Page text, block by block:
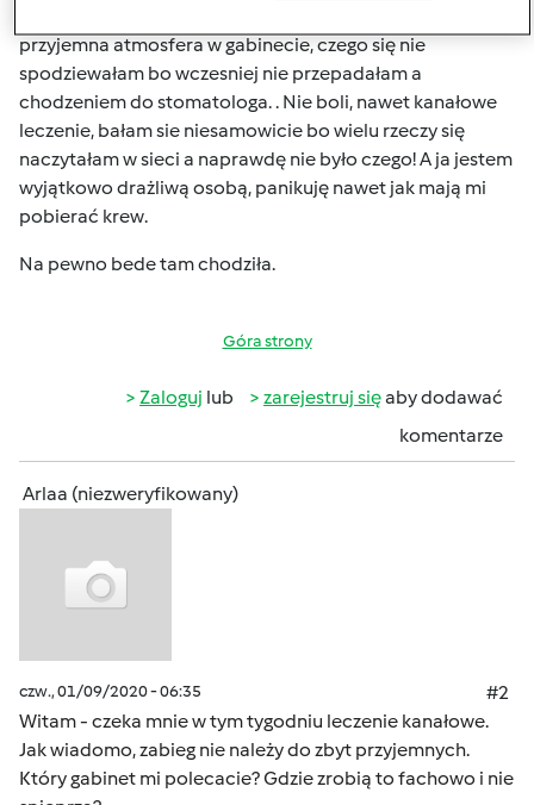
przyjemna atmosfera w gabinecie, czego się nie
spodziewałam bo wczesniej nie przepadałam a
chodzeniem do stomatologa. . Nie boli, nawet kanałowe
leczenie, bałam sie niesamowicie bo wielu rzeczy się
naczytałam w sieci a naprawdę nie było czego! A ja jestem
wyjątkowo drażliwą osobą, panikuję nawet jak mają mi
pobierać krew.
Na pewno bede tam chodziła.
Góra strony
Zaloguj lub zarejestruj sięaby dodawać
komentarze
Arlaa (niezweryfikowany)
czw., 01/09/2020 - 06:35
#2
Witam - czeka mnie w tym tygodniu leczenie kanałowe.
Jak wiadomo, zabieg nie należy do zbyt przyjemnych.
Który gabinet mi polecacie? Gdzie zrobią to fachowo i nie